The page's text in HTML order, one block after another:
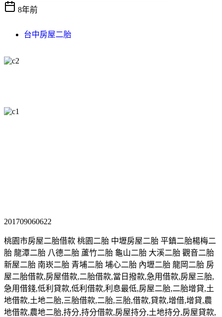
8年前
台中房屋二胎
201709060622
桃園市房屋二胎借款 桃園二胎 中壢房屋二胎 平鎮二胎楊梅二
胎 龍潭二胎 八德二胎 蘆竹二胎 龜山二胎 大溪二胎 觀音二胎
新屋二胎 南崁二胎 青埔二胎 埔心二胎 內壢二胎 龍岡二胎 房
屋二胎借款,房屋借款,二胎借款,當日撥款,急用借款,房屋三胎,
急用借錢,低利貸款,低利借款,利息最低,房屋二胎,二胎增貸,土
地借款,土地二胎,三胎借款,二胎,三胎,借款,貸款,增借,增貸,農
地借款,農地二胎,持分,持分借款,房屋持分,土地持分,房屋貸款,